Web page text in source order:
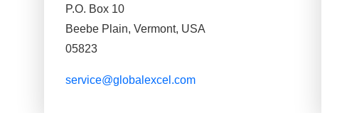
P.O. Box 10
Beebe Plain, Vermont, USA
05823
service@globalexcel.com